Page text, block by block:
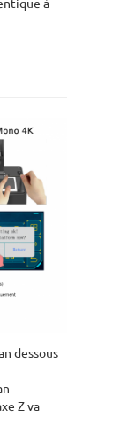
à
dessous
Z va